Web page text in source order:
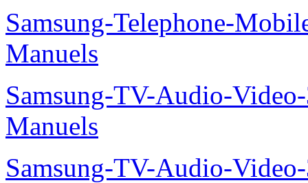
Samsung-Telephone-
Manuels
Samsung-TV-Audio-
Manuels
Samsung-TV-Audio-